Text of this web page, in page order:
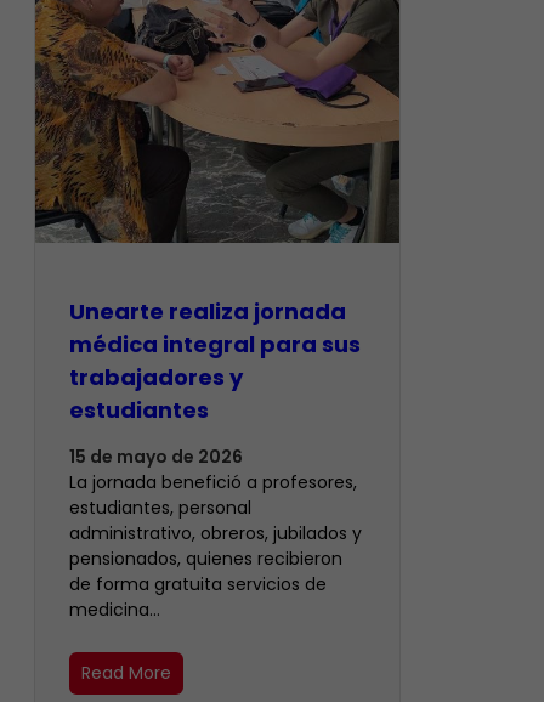
​Unearte realiza jornada
médica integral para sus
trabajadores y
estudiantes
15 de mayo de 2026
La jornada benefició a profesores,
estudiantes, personal
administrativo, obreros, jubilados y
pensionados, quienes recibieron
de forma gratuita servicios de
medicina…
Read More